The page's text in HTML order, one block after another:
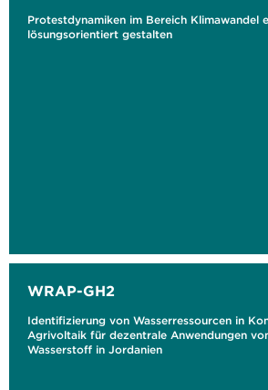
Protestdynamiken im Bereich Klimawandel
lösungsorientiert gestalten
WRAP-GH2
Identifizierung von Wasserressourcen in
Agrivoltaik für dezentrale Anwendungen
Wasserstoff in Jordanien